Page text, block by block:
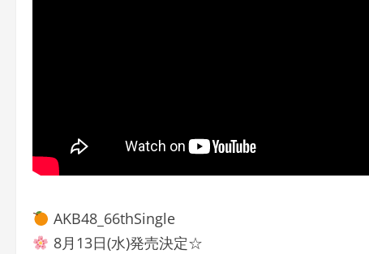
AKB48_66thSingle
8月13日(水)発売決定☆